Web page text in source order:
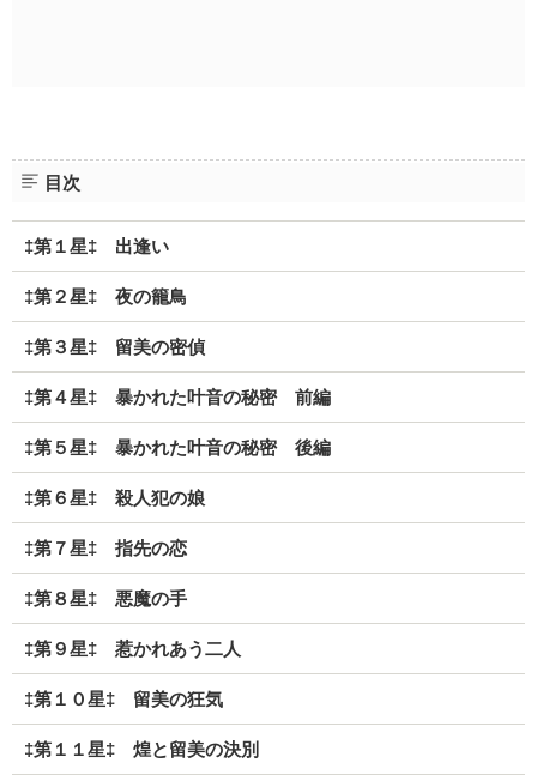
目次
‡第１星‡ 出逢い
‡第２星‡ 夜の籠鳥
‡第３星‡ 留美の密偵
‡第４星‡ 暴かれた叶音の秘密 前編
‡第５星‡ 暴かれた叶音の秘密 後編
‡第６星‡ 殺人犯の娘
‡第７星‡ 指先の恋
‡第８星‡ 悪魔の手
‡第９星‡ 惹かれあう二人
‡第１０星‡ 留美の狂気
‡第１１星‡ 煌と留美の決別